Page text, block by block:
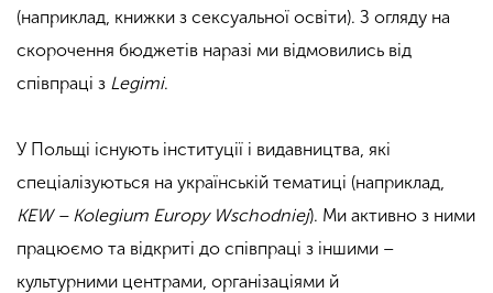
(наприклад, книжки з сексуальної освіти). З огляду на
скорочення бюджетів наразі ми відмовились від
співпраці з Legimi.
У Польщі існують інституції і видавництва, які
спеціалізуються на українській тематиці (наприклад,
KEW – Kolegium Europy Wschodniej). Ми активно з ними
працюємо та відкриті до співпраці з іншими –
культурними центрами, організаціями й